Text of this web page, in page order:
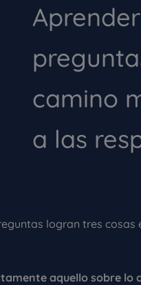
camino
a las
logran tres
aquello sobre lo